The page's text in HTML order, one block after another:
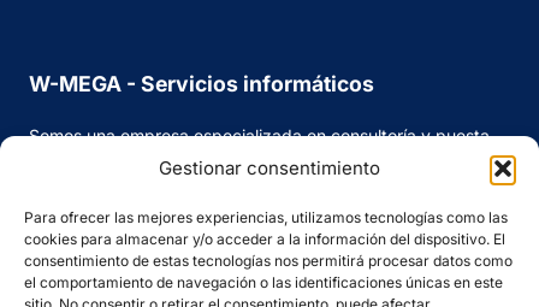
Gestionar consentimiento
Para ofrecer las mejores experiencias, utilizamos tecnologías como las
cookies para almacenar y/o acceder a la información del dispositivo. El
consentimiento de estas tecnologías nos permitirá procesar datos como
el comportamiento de navegación o las identificaciones únicas en este
W-MEGA - Servicios informáticos
Somos una empresa especializada en consultoría y puesta
en marcha de proyectos informáticos. Fundada en 1988 en
C/ 31 de diciembre, 19 - 07003 Palma
971 29 66 55